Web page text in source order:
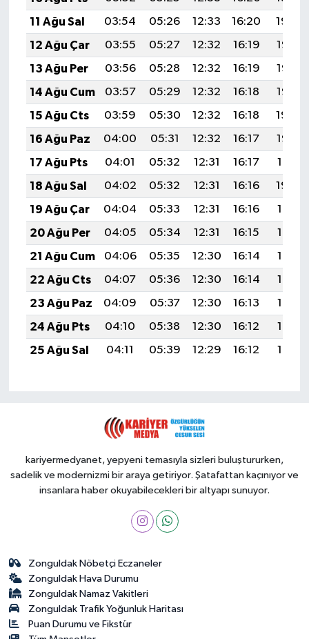
11 Ağu Sal
03:54 05:26 12:33 16:20
19:29
12 Ağu Çar
03:55 05:27 12:32 16:19
19:28
13 Ağu Per
03:56 05:28 12:32 16:19
19:26
14 Ağu Cum
03:57 05:29 12:32 16:18
19:25
15 Ağu Cts
03:59 05:30 12:32 16:18
19:24
16 Ağu Paz
04:00 05:31 12:32 16:17
19:23
17 Ağu Pts
04:01 05:32 12:31 16:17
19:21
18 Ağu Sal
04:02 05:32 12:31 16:16
19:20
19 Ağu Çar
04:04 05:33 12:31 16:16
19:19
20 Ağu Per
04:05 05:34 12:31 16:15
19:17
21 Ağu Cum
04:06 05:35 12:30 16:14
19:16
22 Ağu Cts
04:07 05:36 12:30 16:14
19:15
23 Ağu Paz
04:09 05:37 12:30 16:13
19:13
24 Ağu Pts
04:10 05:38 12:30 16:12
19:12
25 Ağu Sal
04:11 05:39 12:29 16:12 19:10
kariyermedyanet, yepyeni temasıyla sizleri buluştururken,
sadelik ve modernizmi bir araya getiriyor. Şatafattan kaçınıyor ve
insanlara haber okuyabilecekleri bir altyapı sunuyor.
Zonguldak Nöbetçi Eczaneler
Zonguldak Hava Durumu
Zonguldak Namaz Vakitleri
Zonguldak Trafik Yoğunluk Haritası
Puan Durumu ve Fikstür